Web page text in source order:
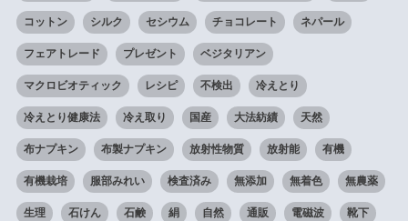
コットン シルク セシウム チョコレート ネパール
フェアトレード プレゼント ベジタリアン
マクロビオティック レシピ 不検出 冷えとり
冷えとり健康法 冷え取り 国産 大法紡績 天然
布ナプキン 布製ナプキン 放射性物質 放射能 有機
有機栽培 服部みれい 検査済み 無添加 無着色 無農薬
生理 石けん 石鹸 絹 自然 通販 電磁波 靴下